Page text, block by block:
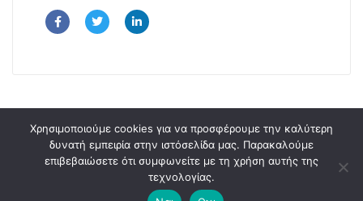
Copyright © 365Consulting 2024.
Χρησιμοποιούμε cookies για να προσφέρουμε την καλύτερη
δυνατή εμπειρία στην ιστόσελίδα μας. Παρακαλούμε
επιβεβαιώσετε ότι συμφωνείτε με τη χρήση αυτής της
τεχνολογίας.